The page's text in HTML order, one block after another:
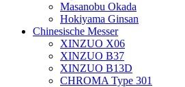
Masanobu Okada
Hokiyama Ginsan
Chinesische Messer
XINZUO X06
XINZUO B37
XINZUO B13D
CHROMA Type 301